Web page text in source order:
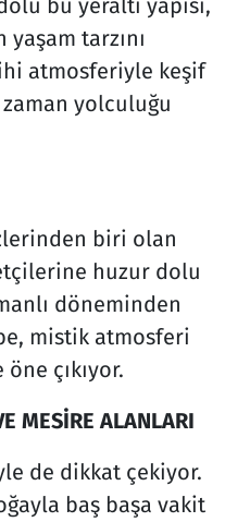
tarzını
atmosferiyle keşif
yolculuğu
biri olan
huzur dolu
döneminden
mistik atmosferi
çıkıyor.
MESİRE ALANLARI
de dikkat çekiyor.
baş başa vakit